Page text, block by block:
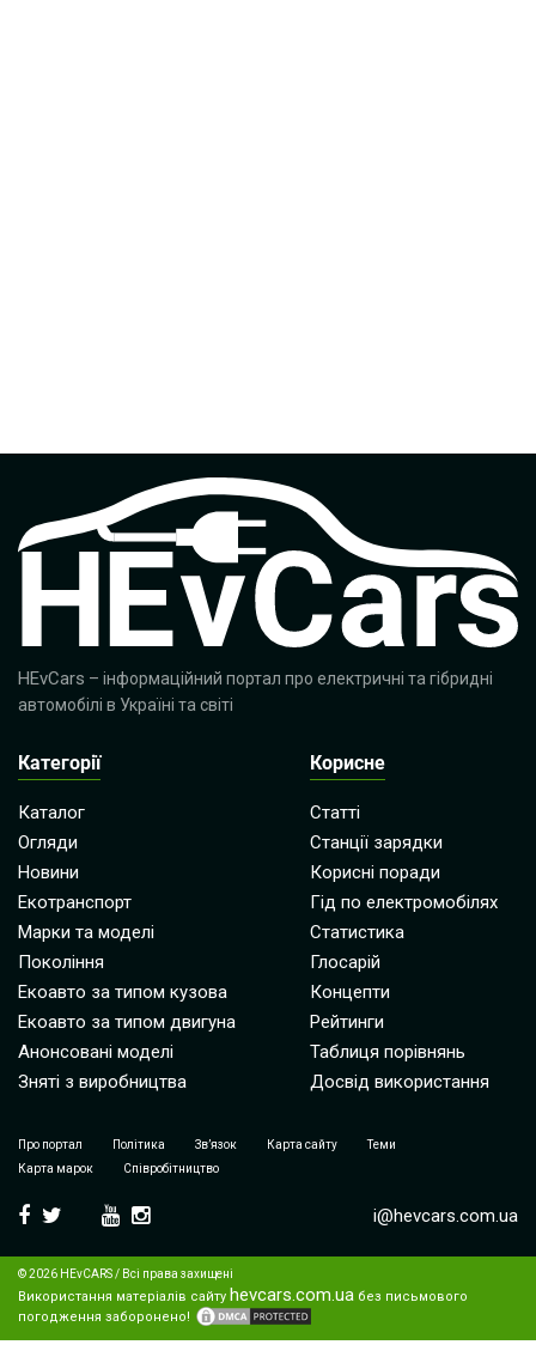
HEvCars – інформаційний портал про електричні та гібридні
автомобілі в Україні та світі
Категорії
Каталог
Огляди
Новини
Екотранспорт
Марки та моделі
Покоління
Екоавто за типом кузова
Екоавто за типом двигуна
Анонсовані моделі
Зняті з виробництва
Корисне
Статті
Станції зарядки
Корисні поради
Гід по електромобілях
Статистика
Глосарій
Концепти
Рейтинги
Таблиця порівнянь
Досвід використання
Про портал Політика Зв’язок Карта сайту
Теми
Карта марок
Співробітництво
i@hevcars.com.ua
© 2026 HEvCARS / Всі права захищені
Використання матеріалів сайту hevcars.com.ua без письмового
погодження заборонено!